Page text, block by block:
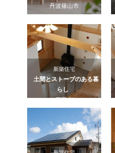
丹波篠山市
新築住宅
土間とストーブのある暮
らし
三田市